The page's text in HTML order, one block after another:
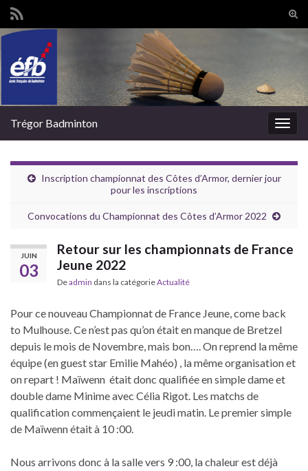
Trégor Badminton
Inscription championnat des Côtes d’Armor, dernier jour
pour les inscriptions
Convocations du Championnat des Côtes d’Armor 2022
JUIN
03
Retour sur les championnats de France
Jeune 2022
Deadmin dans la catégorieActualité
Pour ce nouveau Championnat de France Jeune, come back
to Mulhouse. Ce n’est pas qu’on était en manque de Bretzel
depuis le mois de Novembre, mais bon…. On reprend la même
équipe (en guest star Emilie Mahéo) , la même organisation et
on repart ! Maïwenn était donc qualifiée en simple dame et
double dame Minime avec Célia Rigot. Les matchs de
qualification commençaient le jeudi matin. Le premier simple
de Maïwenn était à 10 :00.
Nous arrivons donc à la salle vers 9 :00, la chaleur est déjà